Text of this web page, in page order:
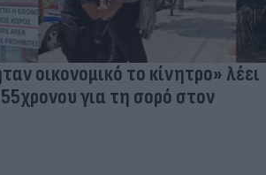
οικονομικό το κίνητρο» λέει
για τη σορό στον